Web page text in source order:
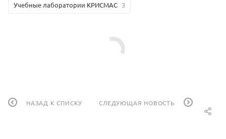
Учебные лаборатории КРИСМАС 3
НАЗАД К СПИСКУ СЛЕДУЮЩАЯ НОВОСТЬ